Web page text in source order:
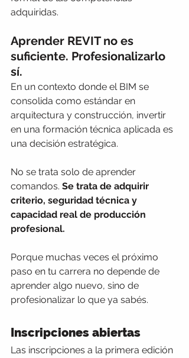
adquiridas.
Aprender REVIT no es
suficiente. Profesionalizarlo
sí.
En un contexto donde el BIM se
consolida como estándar en
arquitectura y construcción, invertir
en una formación técnica aplicada es
una decisión estratégica.
No se trata solo de aprender
comandos. Se trata de adquirir
criterio, seguridad técnica y
capacidad real de producción
profesional.
Porque muchas veces el próximo
paso en tu carrera no depende de
aprender algo nuevo, sino de
profesionalizar lo que ya sabés.
Inscripciones abiertas
Las inscripciones a la primera edición